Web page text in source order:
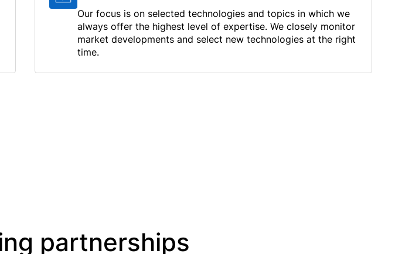
Our focus is on selected technologies and topics in which we
always offer the highest level of expertise. We closely monitor
market developments and select new technologies at the right
time.
partnerships